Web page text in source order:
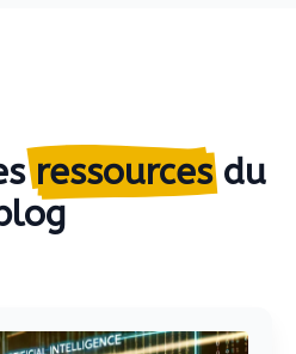
ressources du